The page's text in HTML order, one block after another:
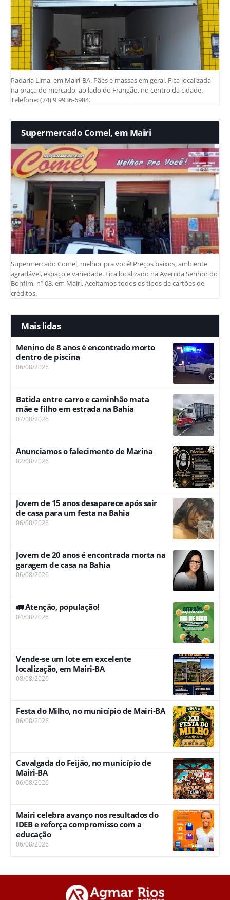
Padaria Lima, em Mairi-BA. Pães e massas em geral. Fica localizada
na praça do mercado, ao lado do Frangão, no centro da cidade.
Telefone: (74) 9 9936-6984.
Supermercado Comel, em Mairi
Supermercado Comel, melhor pra você! Preços baixos, ambiente
agradável, espaço e variedade. Fica localizado na Avenida Senhor do
Bonfim, nº 08, em Mairi. Aceitamos todos os tipos de cartões de
créditos.
Mais lidas
Menino de 8 anos é encontrado morto
dentro de piscina
06/08/2026
Batida entre carro e caminhão mata
mãe e filho em estrada na Bahia
07/08/2026
Anunciamos o falecimento de Marina
02/08/2026
Jovem de 15 anos desaparece após sair
de casa para um festa na Bahia
06/08/2026
Jovem de 20 anos é encontrada morta na
garagem de casa na Bahia
06/08/2026
🚛 Atenção, população!
04/08/2026
Vende-se um lote em excelente
localização, em Mairi-BA
08/08/2026
Festa do Milho, no município de Mairi-BA
06/08/2026
Cavalgada do Feijão, no município de
Mairi-BA
06/08/2026
Mairi celebra avanço nos resultados do
IDEB e reforça compromisso com a
educação
06/08/2026